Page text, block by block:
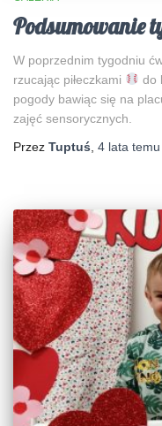
Podsumowanie
W poprzednim tygodniu
rzucając piłeczkami
do
pogody bawiąc się na
zajęć sensorycznych.
Przez Tuptuś 4 lata temu